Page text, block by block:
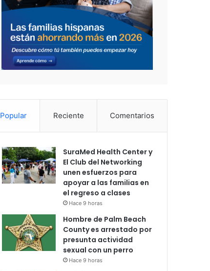
Popular Reciente Comentarios
SuraMed Health Center y
El Club del Networking
unen esfuerzos para
apoyar a las familias en
el regreso a clases
Hace 9 horas
Hombre de Palm Beach
County es arrestado por
presunta actividad
sexual con un perro
Hace 9 horas